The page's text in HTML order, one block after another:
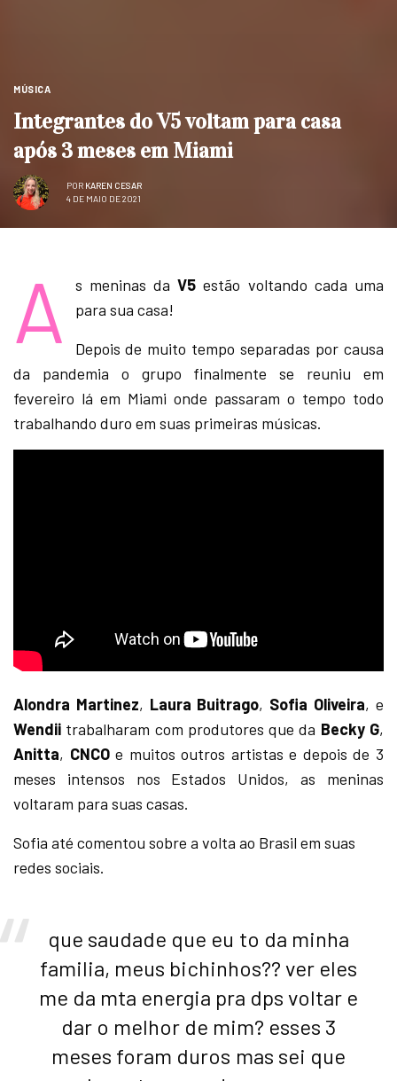
MÚSICA
Integrantes do V5 voltam para casa
após 3 meses em Miami
POR KAREN CESAR
4 DE MAIO DE 2021
A s meninas da V5 estão voltando cada uma
para sua casa!
Depois de muito tempo separadas por causa
da pandemia o grupo finalmente se reuniu em
fevereiro lá em Miami onde passaram o tempo todo
trabalhando duro em suas primeiras músicas.
Alondra Martinez, Laura Buitrago, Sofia Oliveira, e
Wendii trabalharam com produtores que da Becky G,
Anitta, CNCOe muitos outros artistas e depois de 3
meses intensos nos Estados Unidos, as meninas
voltaram para suas casas.
Sofia até comentou sobre a volta ao Brasil em suas
redes sociais.
que saudade que eu to da minha
familia, meus bichinhos?? ver eles
me da mta energia pra dps voltar e
dar o melhor de mim? esses 3
meses foram duros mas sei que